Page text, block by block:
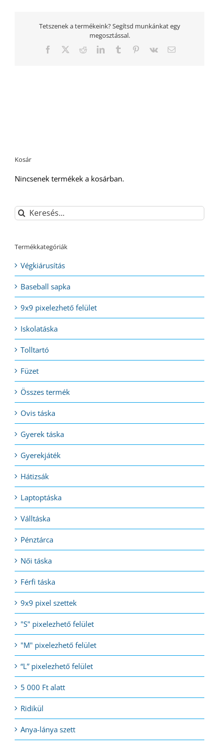
Tetszenek a termékeink? Segítsd munkánkat egy
megosztással.
Facebook
TwitterRedditLinkedInTumblr Pinterest
Vk Email:
Kosár
Nincsenek termékek a kosárban.
Keresés...
Termékkategóriák
Végkiárusítás
Baseball sapka
9x9 pixelezhető felület
Iskolatáska
Tolltartó
Füzet
Összes termék
Ovis táska
Gyerek táska
Gyerekjáték
Hátizsák
Laptoptáska
Válltáska
Pénztárca
Női táska
Férfi táska
9x9 pixel szettek
"S" pixelezhető felület
"M" pixelezhető felület
“L” pixelezhető felület
5 000 Ft alatt
Ridikül
Anya-lánya szett